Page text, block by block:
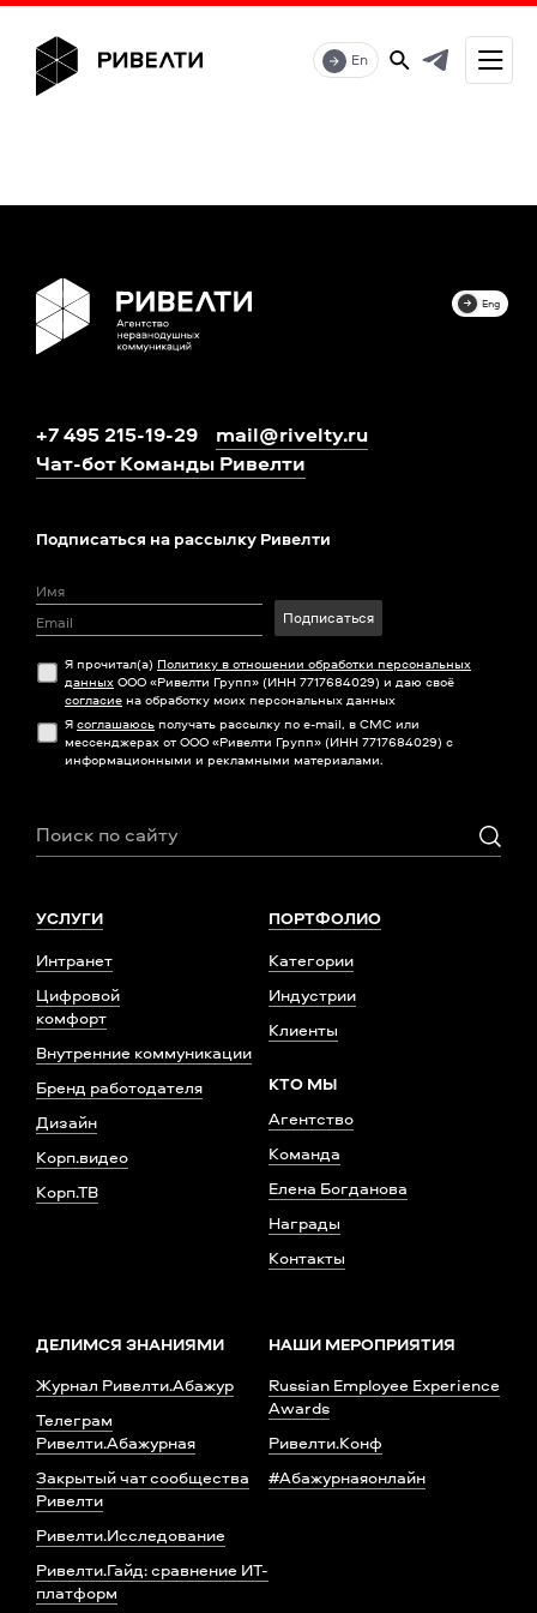
En
+7 495 215-19-29
mail@rivelty.ru
Чат-бот Команды Ривелти
Eng
УСЛУГИ
Интранет
Цифровой
комфорт
Внутренние коммуникации
Бренд работодателя
Дизайн
Корп.видео
Корп.ТВ
ПОРТФОЛИО
Категории
Индустрии
Клиенты
КТО МЫ
Агентство
Команда
Елена Богданова
Награды
Контакты
ДЕЛИМСЯ ЗНАНИЯМИ
Журнал Ривелти.Абажур
Телеграм
Ривелти.Абажурная
Закрытый чат сообщества
Ривелти
Ривелти.Исследование
Ривелти.Гайд: сравнение ИТ-
платформ
НАШИ МЕРОПРИЯТИЯ
Russian Employee Experience
Awards
Ривелти.Конф
#Абажурнаяонлайн
Подписаться на рассылку Ривелти
Подписаться
Я прочитал(а) Политику в отношении обработки персональных
данных ООО «Ривелти Групп» (ИНН 7717684029) и даю своё
согласие на обработку моих персональных данных
Я соглашаюсь получать рассылку по e-mail, в СМС или
мессенджерах от ООО «Ривелти Групп» (ИНН 7717684029) с
информационными и рекламными материалами.